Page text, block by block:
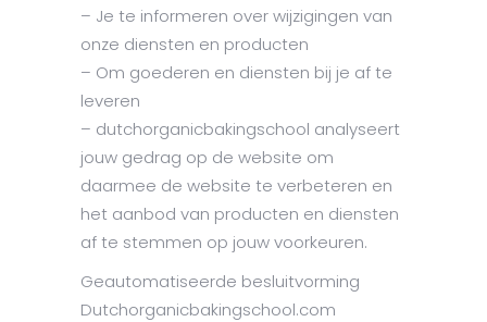
– Je te informeren over wijzigingen van
onze diensten en producten
– Om goederen en diensten bij je af te
leveren
– dutchorganicbakingschool analyseert
jouw gedrag op de website om
daarmee de website te verbeteren en
het aanbod van producten en diensten
af te stemmen op jouw voorkeuren.
Geautomatiseerde besluitvorming
Dutchorganicbakingschool.com